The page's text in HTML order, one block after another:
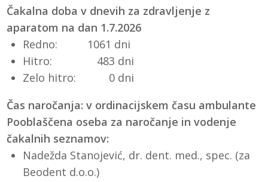
Čakalna doba v dnevih za zdravljenje z
aparatom na dan 1.7.2026
Redno: 1061 dni
Hitro: 483 dni
Zelo hitro: 0 dni
Čas naročanja: v ordinacijskem času ambulante
Pooblaščena oseba za naročanje in vodenje
čakalnih seznamov:
Nadežda Stanojević, dr. dent. med., spec. (za
Beodent d.o.o.)